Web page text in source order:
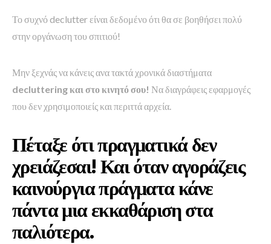
Το συχνό declutter είναι δεδομένο ότι θα σε βοηθήσει πολύ
στην οργάνωση του σπιτιού!
Μην ξεχνάς να κάνεις ανα τακτά χρονικά διαστήματα
decluttering και στο κινητό σου! Να διαγράφεις εφαρμογές
που δεν χρησιμοποιείς και περιττά αρχεία.
Πέταξε ότι πραγματικά δεν
χρειάζεσαι! Και όταν αγοράζεις
καινούργια πράγματα κάνε
πάντα μια εκκαθάριση στα
παλιότερα.